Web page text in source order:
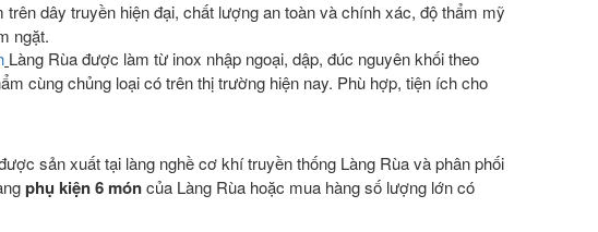
trên dây truyền hiện đại, chất lượng an toàn và chính xác, độ thẩm mỹ
ngặt.
Làng Rùa được làm từ inox nhập ngoại, dập, đúc nguyên khối theo
cùng chủng loại có trên thị trường hiện nay. Phù hợp, tiện ích cho
sản xuất tại làng nghề cơ khí truyền thống Làng Rùa và phân phối
phụ kiện 6 móncủa Làng Rùa hoặc mua hàng số lượng lớn có